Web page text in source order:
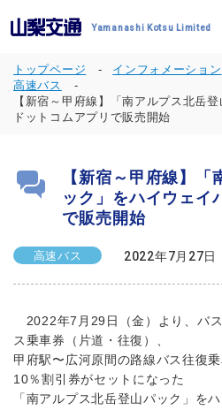
Yamanashi Kotsu Limited
トップページ インフォメーション
高速バス
【新宿～甲府線】「南アルプス北岳
ドットコムアプリで販売開始
【新宿～甲府線】
ック」をハイウェイ
で販売開始
高速バス 2022年7月27日
2022年7月29日（金）より、バ
ス乗車券（片道・往復）、
甲府駅〜広河原間の路線バス往復
10％割引券がセットになった
「南アルプス北岳登山パック」を